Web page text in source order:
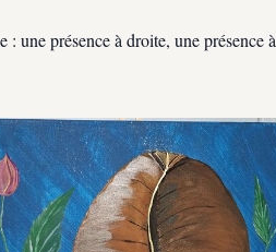
une présence à droite, une présence à